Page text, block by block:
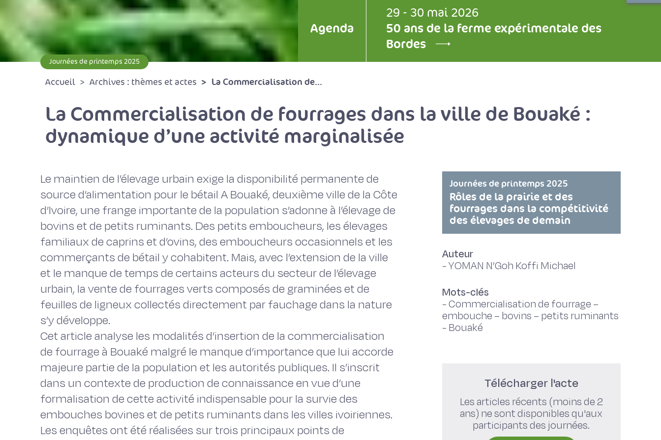
Agenda
29 - 30 mai 2026
50 ans de la ferme expérimentale des
Bordes
Journées de printemps 2025
Accueil Archives : thèmes et actes La Commercialisation de...
La Commercialisation de fourrages dans la ville de Bouaké :
dynamique d’une activité marginalisée
Le maintien de l’élevage urbain exige la disponibilité permanente de
source d’alimentation pour le bétail A Bouaké, deuxième ville de la Côte
d’Ivoire, une frange importante de la population s’adonne à l’élevage de
bovins et de petits ruminants. Des petits emboucheurs, les élevages
familiaux de caprins et d’ovins, des emboucheurs occasionnels et les
commerçants de bétail y cohabitent. Mais, avec l’extension de la ville
et le manque de temps de certains acteurs du secteur de l’élevage
urbain, la vente de fourrages verts composés de graminées et de
feuilles de ligneux collectés directement par fauchage dans la nature
s’y développe.
Cet article analyse les modalités d’insertion de la commercialisation
de fourrage à Bouaké malgré le manque d’importance que lui accorde
majeure partie de la population et les autorités publiques. Il s’inscrit
dans un contexte de production de connaissance en vue d’une
formalisation de cette activité indispensable pour la survie des
embouches bovines et de petits ruminants dans les villes ivoiriennes.
Les enquêtes ont été réalisées sur trois principaux points de
Journées de printemps 2025
Rôles de la prairie et des
fourrages dans la compétitivité
des élevages de demain
Auteur
-YOMAN N’Goh Koffi Michael
Mots-clés
-Commercialisation de fourrage –
embouche – bovins – petits ruminants
- Bouaké
Télécharger l'acte
Les articles récents (moins de 2
ans) ne sont disponibles qu'aux
participants des journées.